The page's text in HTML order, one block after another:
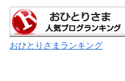
おひとりさまランキング